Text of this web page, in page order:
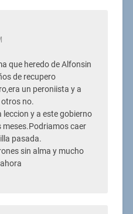
que heredo de Alfonsin
de recupero
un peroniista y a
otros no.
leccion y a este gobierno
meses.Podriamos caer
pasada.
sin alma y mucho